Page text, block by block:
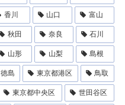
香川 山口 富山
秋田 奈良 石川
山形 山梨 島根
徳島 東京都港区 鳥取
東京都中央区 世田谷区